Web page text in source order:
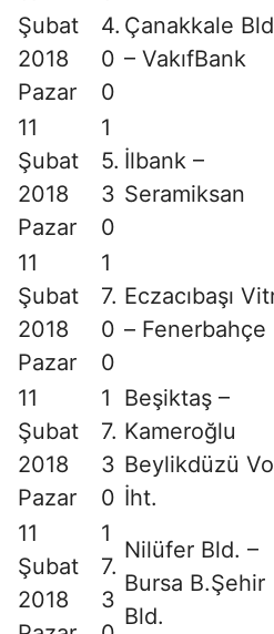
Şubat
2018
Pazar
4.
0
0
– VakıfBank
11
Şubat
2018
Pazar
1
5.
3
0
İlbank –
Seramiksan
11
Şubat
2018
Pazar
1
7.
0
0
– Fenerbahçe
11
Şubat
2018
Pazar
1
7.
3
0
Kameroğlu
Beylikdüzü Vol.
İht.
11
Şubat
2018
Pazar
1
7.
3
0
Bursa B.Şehir
Bld.